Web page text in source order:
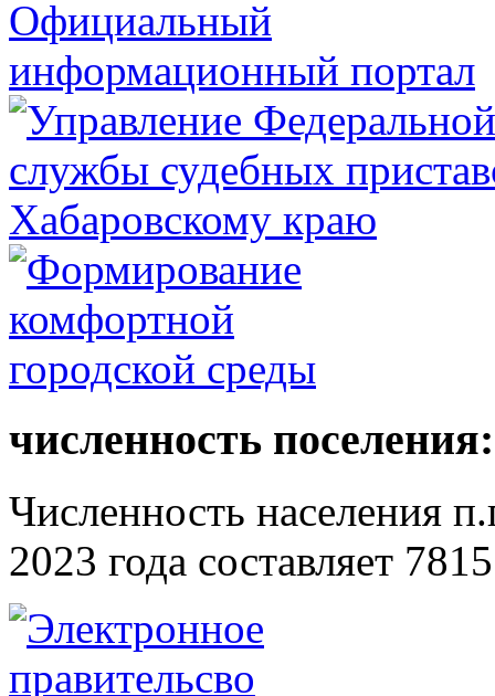
численность поселения:
Численность населения
2023 года составляет